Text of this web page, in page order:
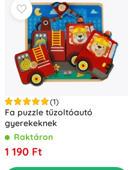
(1)
Fa puzzle tűzoltóautó
gyerekeknek
Raktáron
1 190 Ft